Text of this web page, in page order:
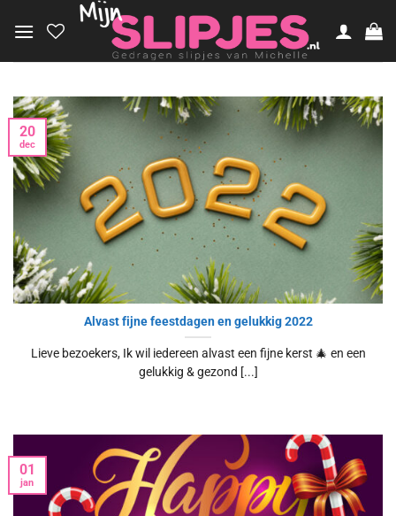
naar
Alvast fijne feestdagen en gelukkig 2022
Lieve bezoekers, Ik wil iedereen alvast een fijne kerst 🎄 en een
gelukkig & gezond [...]
20
dec
01
jan